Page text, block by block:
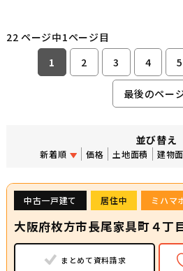
22 ページ中1ページ目
1
2 3 4 5
最後のペー
並び替え
新着順 価格 土地面積 建物
中古一戸建て 居住中 ミハマ
大阪府枚方市長尾家具町４丁
まとめて資料請求